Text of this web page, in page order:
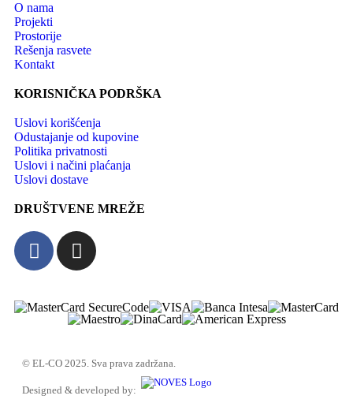
O nama
Projekti
Prostorije
Rešenja rasvete
Kontakt
KORISNIČKA PODRŠKA
Uslovi korišćenja
Odustajanje od kupovine
Politika privatnosti
Uslovi i načini plaćanja
Uslovi dostave
DRUŠTVENE MREŽE
© EL-CO 2025. Sva prava zadržana.
Designed & developed by: